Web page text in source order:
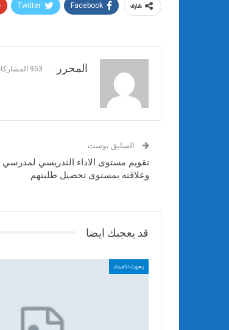
شارك Facebook
Twitter
المحرر 953 المشاركات
السابق بوست
تقويم مستوى الاداء التدريسي لمدرسي
وعلاقته بمستوى تحصيل طلبتهم
قد يعجبك ايضا
بحوث الاعداد